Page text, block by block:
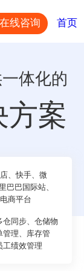
在线咨询 首页
体化的
方案
、快手、微
巴巴国际站、
商平台
仓同步、仓储物
管理、库存管
工绩效管理